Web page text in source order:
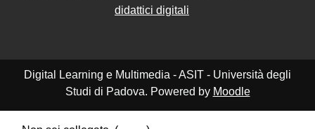
didattici digitali
Digital Learning e Multimedia - ASIT - Università degli
Studi di Padova. Powered by Moodle